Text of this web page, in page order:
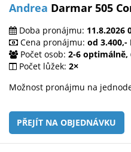
Andrea Darmar 505
Doba pronájmu: 11.8.2026
Cena pronájmu: od 3.400,-
Počet osob: 2-6 optimálně,
Počet lůžek: 2×
Možnost pronájmu na
PŘEJÍT NA OBJEDNÁVKU